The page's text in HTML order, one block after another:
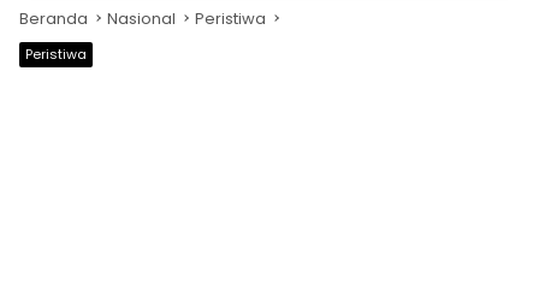
Beranda Nasional Peristiwa
Peristiwa